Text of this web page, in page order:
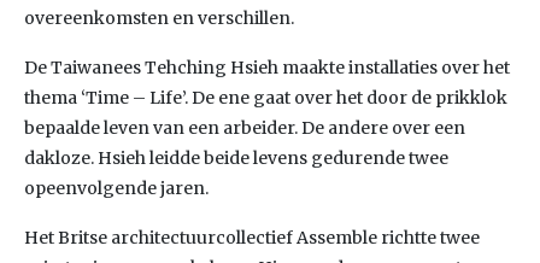
overeenkomsten en verschillen.
De Taiwanees Tehching Hsieh maakte installaties over het
thema ‘Time – Life’. De ene gaat over het door de prikklok
bepaalde leven van een arbeider. De andere over een
dakloze. Hsieh leidde beide levens gedurende twee
opeenvolgende jaren.
Het Britse architectuurcollectief Assemble richtte twee